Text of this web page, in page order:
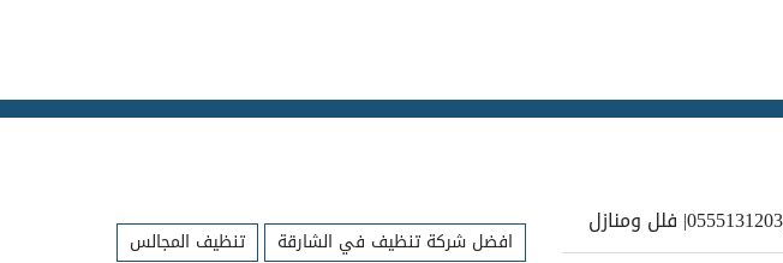
افضل شركة تنظيف في الشارقة
تنظيف المجالس